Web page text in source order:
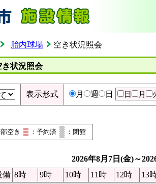
胎内球場 空き状況照会
状況照会
表示形式 月 週 日 日 月
部空き ：予約済 ：閉館
2026年8月7日(金)～
備 8時 9時 10時 11時 12時
13